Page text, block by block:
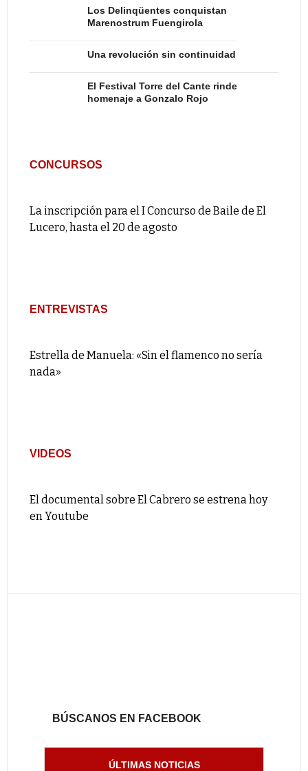
Los Delinqüentes conquistan
Marenostrum Fuengirola
Una revolución sin continuidad
El Festival Torre del Cante rinde
homenaje a Gonzalo Rojo
CONCURSOS
La inscripción para el I Concurso de Baile de El
Lucero, hasta el 20 de agosto
ENTREVISTAS
Estrella de Manuela: «Sin el flamenco no sería
nada»
VIDEOS
El documental sobre El Cabrero se estrena hoy
en Youtube
BÚSCANOS EN FACEBOOK
ÚLTIMAS NOTICIAS